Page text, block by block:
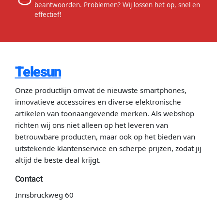
beantwoorden. Problemen? Wij lossen het op, snel en
effectief!
Telesun
Onze productlijn omvat de nieuwste smartphones,
innovatieve accessoires en diverse elektronische
artikelen van toonaangevende merken. Als webshop
richten wij ons niet alleen op het leveren van
betrouwbare producten, maar ook op het bieden van
uitstekende klantenservice en scherpe prijzen, zodat jij
altijd de beste deal krijgt.
Contact
Innsbruckweg 60